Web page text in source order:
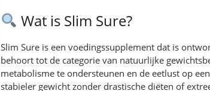
Wat is Slim Sure?
Slim Sure is een voedingssupplement dat is
behoort tot de categorie van natuurlijke
metabolisme te ondersteunen en de eetlust op
stabieler gewicht zonder drastische diëten of